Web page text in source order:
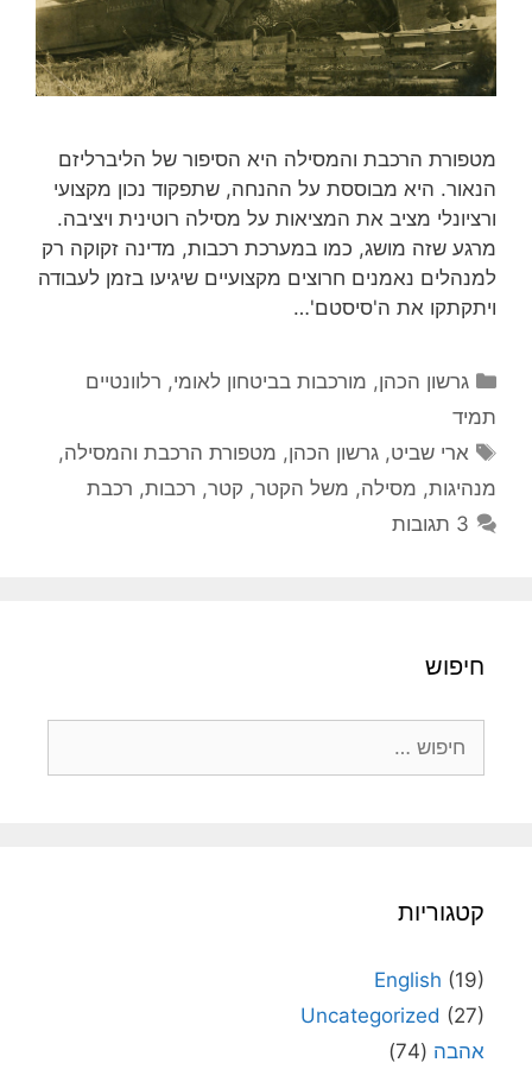
מטפורת הרכבת והמסילה היא הסיפור של הליברליזם
הנאור. היא מבוססת על ההנחה, שתפקוד נכון מקצועי
ורציונלי מציב את המציאות על מסילה רוטינית ויציבה.
מרגע שזה מושג, כמו במערכת רכבות, מדינה זקוקה רק
למנהלים נאמנים חרוצים מקצועיים שיגיעו בזמן לעבודה
ויתקתקו את ה'סיסטם'…
קטגוריות
גרשון הכהן, מורכבות בביטחון לאומי, רלוונטיים
תמיד
תגיות
ארי שביט,גרשון הכהן, מטפורת הרכבת והמסילה,
מנהיגות, מסילה, משל הקטר, קטר, רכבות, רכבת
3 תגובות
חיפוש
קטגוריות
English (19)
Uncategorized (27)
אהבה (74)